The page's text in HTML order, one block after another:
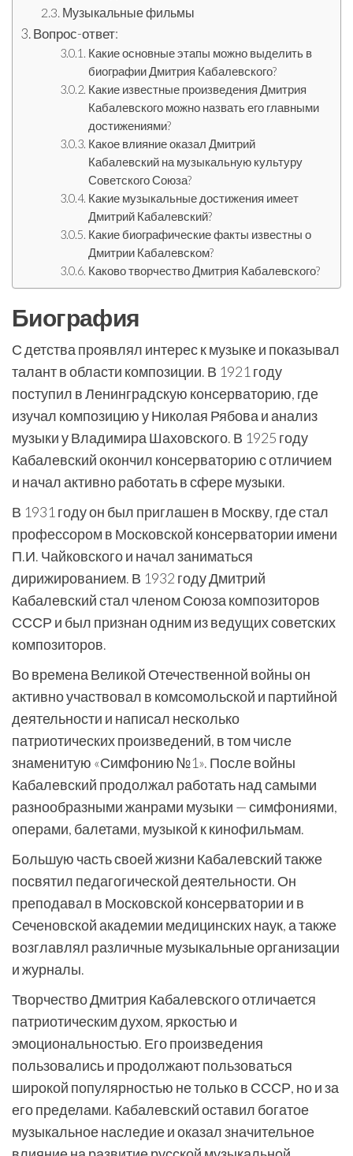
Музыкальные фильмы
Вопрос-ответ:
Какие основные этапы можно выделить в
биографии Дмитрия Кабалевского?
Какие известные произведения Дмитрия
Кабалевского можно назвать его главными
достижениями?
Какое влияние оказал Дмитрий
Кабалевский на музыкальную культуру
Советского Союза?
Какие музыкальные достижения имеет
Дмитрий Кабалевский?
Какие биографические факты известны о
Дмитрии Кабалевском?
Каково творчество Дмитрия Кабалевского?
Биография
С детства проявлял интерес к музыке и показывал
талант в области композиции. В 1921 году
поступил в Ленинградскую консерваторию, где
изучал композицию у Николая Рябова и анализ
музыки у Владимира Шаховского. В 1925 году
Кабалевский окончил консерваторию с отличием
и начал активно работать в сфере музыки.
В 1931 году он был приглашен в Москву, где стал
профессором в Московской консерватории имени
П.И. Чайковского и начал заниматься
дирижированием. В 1932 году Дмитрий
Кабалевский стал членом Союза композиторов
СССР и был признан одним из ведущих советских
композиторов.
Во времена Великой Отечественной войны он
активно участвовал в комсомольской и партийной
деятельности и написал несколько
патриотических произведений, в том числе
знаменитую «Симфонию №1». После войны
Кабалевский продолжал работать над самыми
разнообразными жанрами музыки — симфониями,
операми, балетами, музыкой к кинофильмам.
Большую часть своей жизни Кабалевский также
посвятил педагогической деятельности. Он
преподавал в Московской консерватории и в
Сеченовской академии медицинских наук, а также
возглавлял различные музыкальные организации
и журналы.
Творчество Дмитрия Кабалевского отличается
патриотическим духом, яркостью и
эмоциональностью. Его произведения
пользовались и продолжают пользоваться
широкой популярностью не только в СССР, но и за
его пределами. Кабалевский оставил богатое
музыкальное наследие и оказал значительное